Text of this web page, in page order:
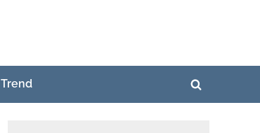
Trend
Toggle